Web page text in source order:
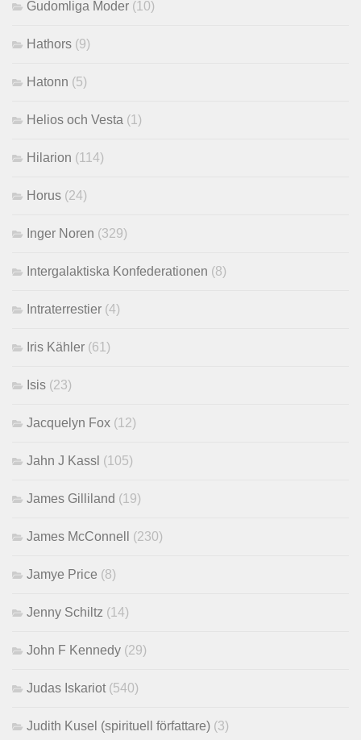
Gudomliga Moder (10)
Hathors (9)
Hatonn (5)
Helios och Vesta (1)
Hilarion (114)
Horus (24)
Inger Noren (329)
Intergalaktiska Konfederationen (8)
Intraterrestier (4)
Iris Kähler (61)
Isis (23)
Jacquelyn Fox (12)
Jahn J Kassl (105)
James Gilliland (19)
James McConnell (230)
Jamye Price (8)
Jenny Schiltz (14)
John F Kennedy (29)
Judas Iskariot (540)
Judith Kusel (spirituell författare) (3)